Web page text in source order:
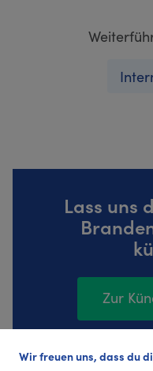
Lass uns
Zur
Wir freuen uns, dass du